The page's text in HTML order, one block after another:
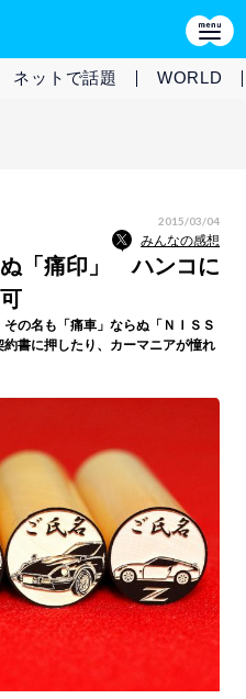
ネットで話題 WORLD
2015/03/04
みんなの感想
ぬ「痛印」 ハンコに
の名も「痛車」ならぬ「ＮＩＳＳ
書に押したり、カーマニアが憧れ